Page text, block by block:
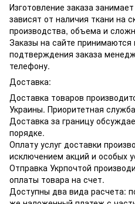
Изготовление заказа
зависят от наличия ткани на
производства, объема и
Заказы на сайте принимаются
подтверждения заказа
телефону.
Доставка:
Доставка товаров
Украины. Приоритетная
Доставка за границу
порядке.
Оплату услуг доставки
исключением акций и особых
Отправка Укрпочтой
оплаты товара на счет.
Доступны два вида расчета: